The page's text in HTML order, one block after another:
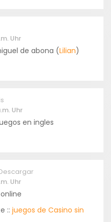
Uhr
de abona (Lilian)
Uhr
en ingles
Uhr
:: juegos de Casino sin